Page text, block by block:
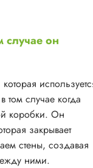
случае он
том случае когда
коробки. Он
закрывает
стены, создавая
ними.